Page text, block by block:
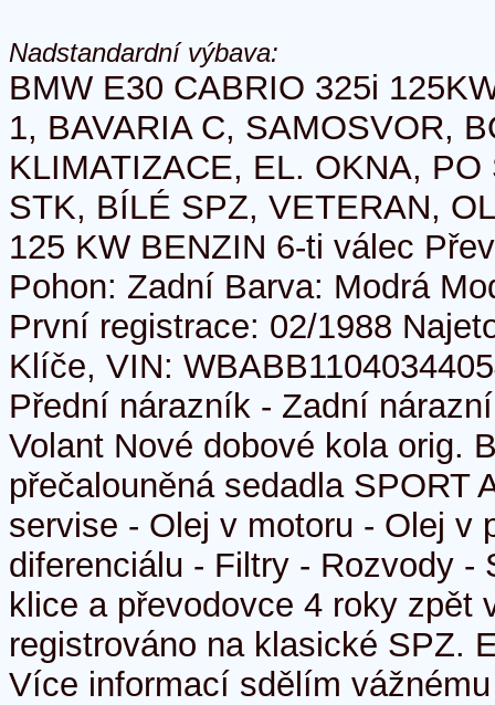
Nadstandardní výbava:
BMW E30 CABRIO 325i
1, BAVARIA C, SAMOSVOR,
KLIMATIZACE, EL. OKNA,
STK, BÍLÉ SPZ, VETERAN,
125 KW BENZIN 6-ti válec
Pohon: Zadní Barva: Modrá
První registrace: 02/1988
Klíče, VIN:
Přední nárazník - Zadní
Volant Nové dobové kola orig.
přečalouněná sedadla SPORT
servise - Olej v motoru - Olej v
diferenciálu - Filtry - Rozvody -
klice a převodovce 4 roky zpět
registrováno na klasické SPZ.
Více informací sdělím